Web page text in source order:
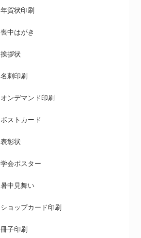
年賀状印刷
喪中はがき
挨拶状
名刺印刷
オンデマンド印刷
ポストカード
表彰状
学会ポスター
暑中見舞い
ショップカード印刷
冊子印刷